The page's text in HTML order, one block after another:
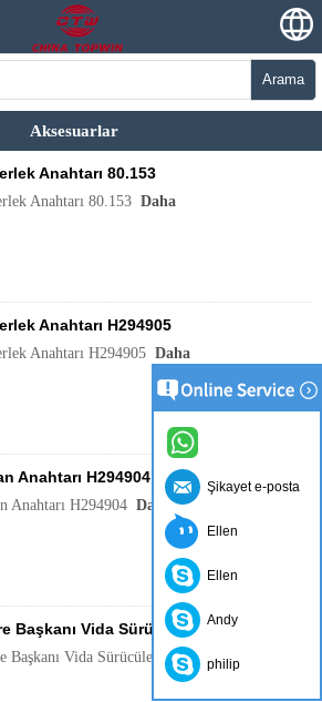
Arama
Aksesuarlar
Anahtarı 80.153
Anahtarı 80.153 Daha
Anahtarı H294905
Anahtarı H294905 Daha
Anahtarı H294904
Anahtarı H294904 Daha
Başkanı Vida Sürücüler 80150
Başkanı Vida Sürücüler 80150Daha
Şikayet e-posta
Ellen
Ellen
Andy
philip